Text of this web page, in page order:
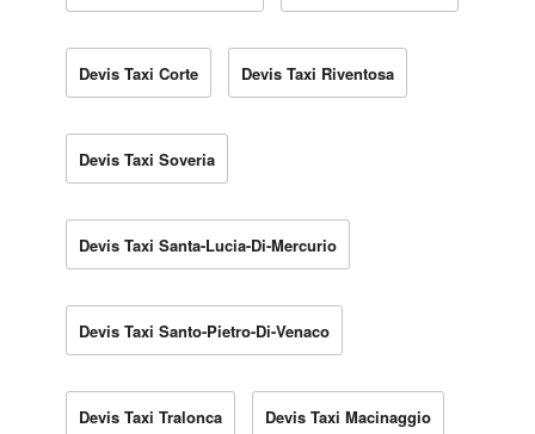
Devis Taxi Corte Devis Taxi Riventosa
Devis Taxi Soveria
Devis Taxi Santa-Lucia-Di-Mercurio
Devis Taxi Santo-Pietro-Di-Venaco
Devis Taxi Tralonca Devis Taxi Macinaggio